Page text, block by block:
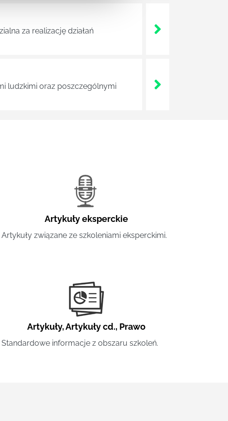
za realizację działań
ludzkimi oraz poszczególnymi
Artykuły eksperckie
Artykuły związane ze szkoleniami eksperckimi.
Artykuły,Artykuły cd., Prawo
Standardowe informacje z obszaru szkoleń.